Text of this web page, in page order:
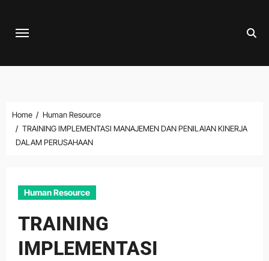
Home
Human Resource
TRAINING IMPLEMENTASI MANAJEMEN DAN PENILAIAN KINERJA
DALAM PERUSAHAAN
Human Resource
TRAINING
IMPLEMENTASI